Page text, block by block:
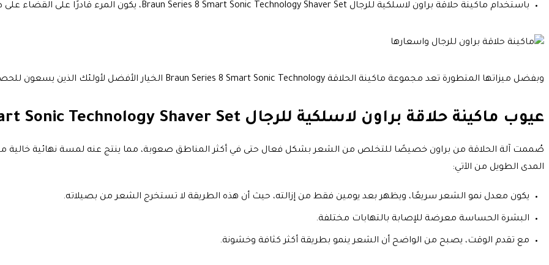
باستخدام ماكينة حلاقة براون لاسلكية للرجال Braun Series 8 Smart Sonic Technology Shaver Set، يكون المرء قادرًا على القضاء على
وبفضل ميزاتها المتطورة تعد مجموعة ماكينة الحلاقة Braun Series 8 Smart Sonic Technology الخيار الأفضل لأولئك الذين يسعون للحصول على تجربة حلاقة ممتازة.
عيوب ماكينة حلاقة براون لاسلكية للرجال Braun Series 8 Smart Sonic Technology Shaver Set
صُممت آلة الحلاقة من براون خصيصًا للتخلص من الشعر بشكل فعال حتى في أكثر المناطق صعوبة، مما ينتج عنه لمسة نهائية خالية من
المدى الطويل من الآتي:
يكون معدل نمو الشعر سريعًا، ويظهر بعد يومين فقط من إزالته، حيث أن هذه الطريقة لا تستخرج الشعر من بصيلاته.
البشرة الحساسة معرضة للإصابة بالتهابات مختلفة.
مع تقدم الوقت، يصبح من الواضح أن الشعر ينمو بطريقة أكثر كثافة وخشونة.